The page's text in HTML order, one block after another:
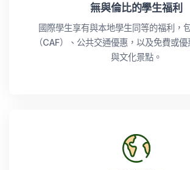
無與倫比的學生福利
國際學生享有與本地學生同等的福利，
（CAF）、公共交通優惠，以及免費或
與文化景點。